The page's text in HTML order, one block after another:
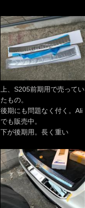
上、S205前期用で売ってい
たもの。
後期にも問題なく付く。Ali
でも販売中。
下が後期用。長く重い